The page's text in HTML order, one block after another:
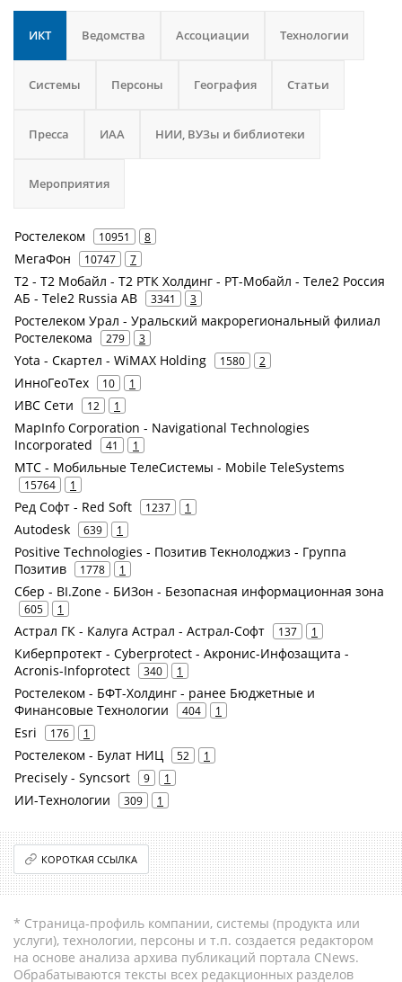
ИКТ Ведомства Ассоциации Технологии
Системы Персоны География Статьи
Пресса ИАА НИИ, ВУЗы и библиотеки
Мероприятия
Ростелеком 10951 8
МегаФон 10747 7
Т2 - Т2 Мобайл - Т2 РТК Холдинг - РТ-Мобайл - Теле2 Россия
АБ - Tele2 Russia AB
3341 3
Ростелеком Урал - Уральский макрорегиональный филиал
Ростелекома
279 3
Yota - Скартел - WiMAX Holding 1580 2
ИнноГеоТех 10 1
ИВС Сети 12 1
MapInfo Corporation - Navigational Technologies
Incorporated
41 1
МТС - Мобильные ТелеСистемы - Mobile TeleSystems
15764 1
Ред Софт - Red Soft 1237 1
Autodesk 639 1
Positive Technologies - Позитив Текнолоджиз - Группа
Позитив
1778 1
Сбер - BI.Zone - БИЗон - Безопасная информационная зона
605 1
Астрал ГК - Калуга Астрал - Астрал-Софт 137 1
Киберпротект - Cyberprotect - Акронис-Инфозащита -
Acronis-Infoprotect
340 1
Ростелеком - БФТ-Холдинг - ранее Бюджетные и
Финансовые Технологии
404 1
Esri 176 1
Ростелеком - Булат НИЦ 52 1
Precisely - Syncsort 9 1
ИИ-Технологии 309 1
КОРОТКАЯ ССЫЛКА
* Страница-профиль компании, системы (продукта или
услуги), технологии, персоны и т.п. создается редактором
на основе анализа архива публикаций портала CNews.
Обрабатываются тексты всех редакционных разделов